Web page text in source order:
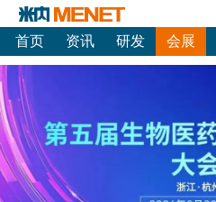
首页 资讯 研发 会展